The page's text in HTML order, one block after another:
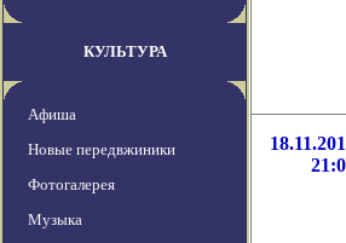
КУЛЬТУРА
Афиша
Новые передвжиники
Фотогалерея
Музыка